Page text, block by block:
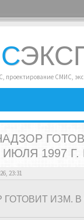
проектирование СМИС,
1997 Г.
23:31
ИЗМ. В